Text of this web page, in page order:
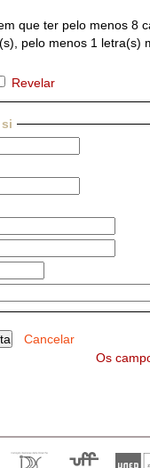
que ter pelo menos 8
pelo menos 1 letra(s)
Revelar
Os